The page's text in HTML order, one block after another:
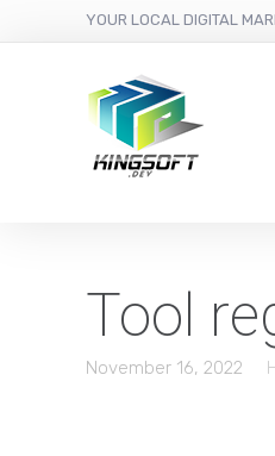
YOUR LOCAL DIGITAL
Tool
November 16, 2022